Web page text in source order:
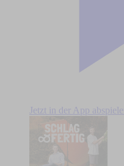
Jetzt in der App abspielen